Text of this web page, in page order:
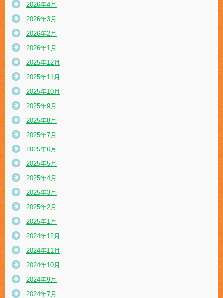
2026年4月
2026年3月
2026年2月
2026年1月
2025年12月
2025年11月
2025年10月
2025年9月
2025年8月
2025年7月
2025年6月
2025年5月
2025年4月
2025年3月
2025年2月
2025年1月
2024年12月
2024年11月
2024年10月
2024年9月
2024年7月